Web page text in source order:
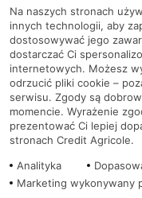
RODO
Regulamin serwisu
Mapa serwisu
PolitykaCookies
Na naszych stronach
innych technologii, aby
dostosowywać jego
dostarczać Ci
internetowych. Możesz
odrzucić pliki cookie –
serwisu. Zgody są
momencie. Wyrażenie
prezentować Ci lepiej
stronach Credit Agricole.
Analityka
Marketing wykonywany